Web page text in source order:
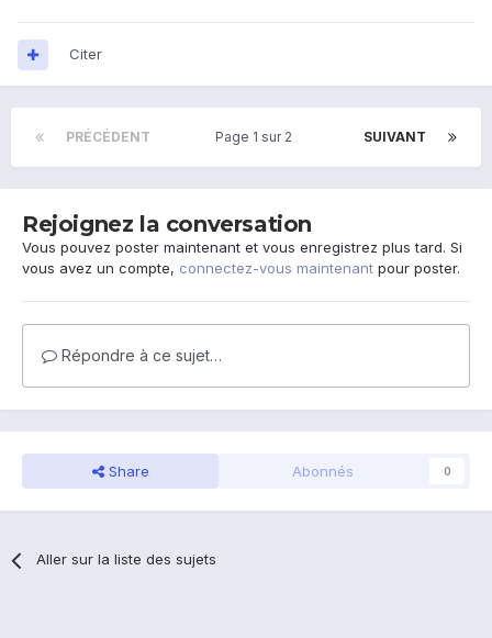
Citer
PRÉCÉDENT SUIVANT
Page 1 sur 2
Rejoignez la conversation
Vous pouvez poster maintenant et vous enregistrez plus tard. Si
vous avez un compte, connectez-vous maintenant pour poster.
Répondre à ce sujet…
Share Abonnés 0
Aller sur la liste des sujets